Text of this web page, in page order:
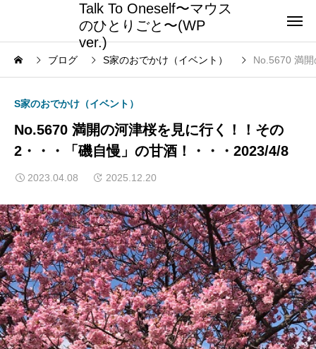
Talk To Oneself〜マウス
のひとりごと〜(WP
ver.)
ブログ S家のおでかけ（イベント） No.5670 満
S家のおでかけ（イベント）
No.5670 満開の河津桜を見に行く！！その
2・・・「磯自慢」の甘酒！・・・2023/4/8
2023.04.08 2025.12.20